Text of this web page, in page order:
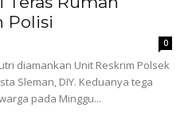
Polisi
0
diamankan Unit Reskrim Polsek
Sleman, DIY. Keduanya tega
pada Minggu...